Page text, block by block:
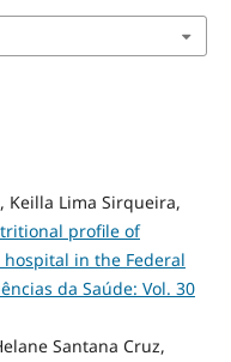
Keilla Lima Sirqueira,
profile of
in the Federal
da Saúde: Vol. 30
Santana Cruz,